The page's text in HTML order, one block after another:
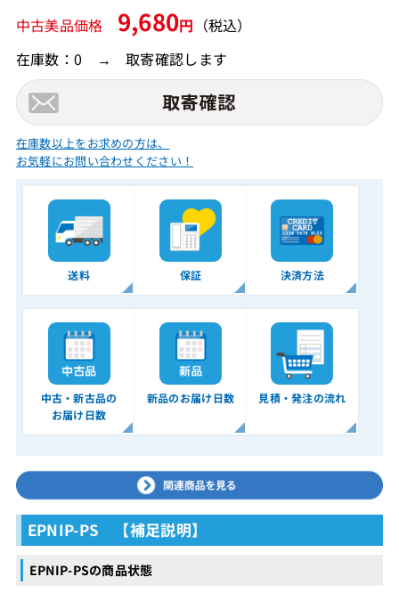
中古美品価格 9,680円 （税込）
在庫数：0 → 取寄確認します
在庫数以上をお求めの方は、
お気軽にお問い合わせください！
送料 保証 決済方法
中古・新古品の
お届け日数
新品のお届け日数 見積・発注の流れ
EPNIP-PS 【補足説明】
EPNIP-PSの商品状態